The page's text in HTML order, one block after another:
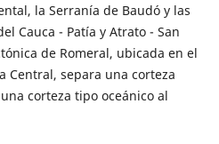
la Serranía de Baudó y las
Cauca - Patía y Atrato - San
de Romeral, ubicada en el
Central, separa una corteza
corteza tipo oceánico al